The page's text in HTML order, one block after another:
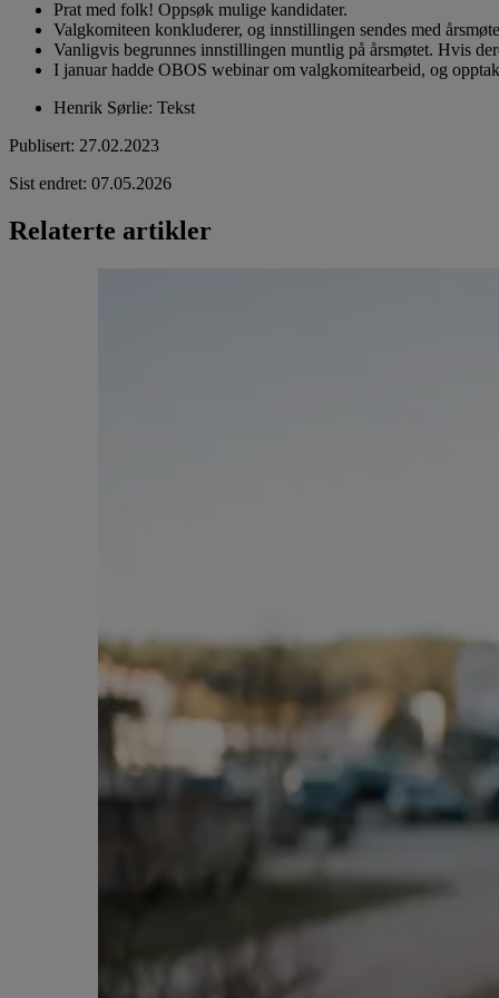
Prat med folk! Oppsøk mulige kandidater.
Valgkomiteen konkluderer, og innstillingen sendes med
Vanligvis begrunnes innstillingen muntlig på årsmøtet. Hvis
I januar hadde OBOS webinar om valgkomitearbeid, og
Henrik Sørlie: Tekst
Publisert: 27.02.2023
Sist endret: 07.05.2026
Relaterte artikler